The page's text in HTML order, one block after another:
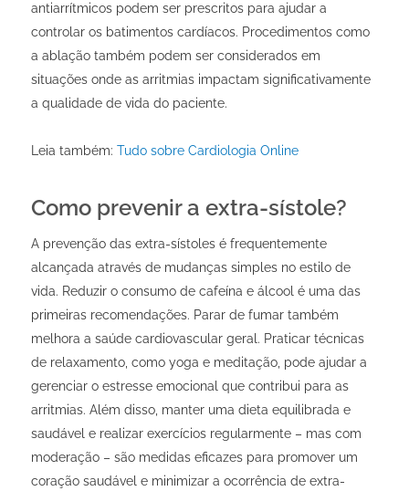
antiarrítmicos podem ser prescritos para ajudar a
controlar os batimentos cardíacos. Procedimentos como
a ablação também podem ser considerados em
situações onde as arritmias impactam significativamente
a qualidade de vida do paciente.
Leia também: Tudo sobre Cardiologia Online
Como prevenir a extra-sístole?
A prevenção das extra-sístoles é frequentemente
alcançada através de mudanças simples no estilo de
vida. Reduzir o consumo de cafeína e álcool é uma das
primeiras recomendações. Parar de fumar também
melhora a saúde cardiovascular geral. Praticar técnicas
de relaxamento, como yoga e meditação, pode ajudar a
gerenciar o estresse emocional que contribui para as
arritmias. Além disso, manter uma dieta equilibrada e
saudável e realizar exercícios regularmente – mas com
moderação – são medidas eficazes para promover um
coração saudável e minimizar a ocorrência de extra-